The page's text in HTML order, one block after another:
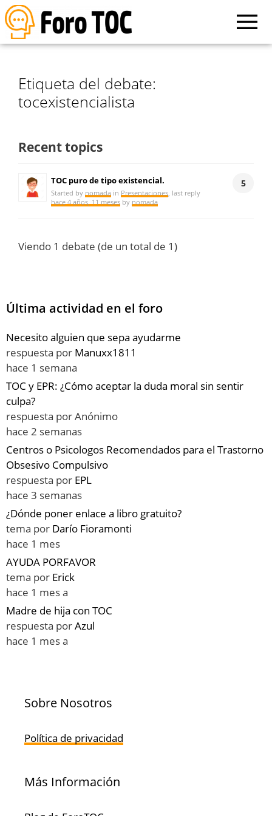
Etiqueta del debate:
tocexistencialista
Recent topics
TOC puro de tipo existencial.
Started by nomada in Presentaciones , last reply
hace 4 años, 11 meses by nomada
5
Viendo 1 debate (de un total de 1)
Última actividad en el foro
Necesito alguien que sepa ayudarme
respuesta por Manuxx1811
hace 1 semana
TOC y EPR: ¿Cómo aceptar la duda moral sin sentir
culpa?
respuesta porAnónimo
hace 2 semanas
Centros o Psicologos Recomendados para el Trastorno
Obsesivo Compulsivo
respuesta por EPL
hace 3 semanas
¿Dónde poner enlace a libro gratuito?
tema por Darío Fioramonti
hace 1 mes
AYUDA PORFAVOR
tema por Erick
hace 1 mes a
Madre de hija con TOC
respuesta porAzul
hace 1 mes a
Sobre Nosotros
Política de privacidad
Más Información